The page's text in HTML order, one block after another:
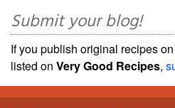
Submit your blog!
If you publish original recipes
listed on Very Good Recipes,